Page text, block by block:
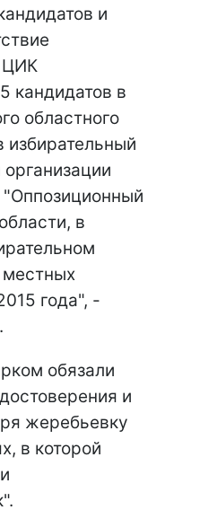
и
ЦИК
кандидатов в
областного
избирательный
"Оппозиционный
в
местных
года", -
обязали
и
жеребьевку
в которой